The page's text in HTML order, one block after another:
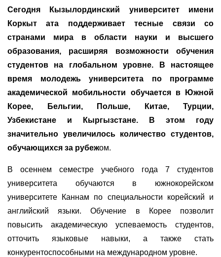
Сегодня Кызылординский университет имени
Коркыт ата поддерживает тесные связи со
странами мира в области науки и высшего
образования, расширяя возможности обучения
студентов на глобальном уровне. В настоящее
время молодежь университета по программе
академической мобильности обучается в Южной
Корее, Бельгии, Польше, Китае, Турции,
Узбекистане и Кыргызстане. В этом году
значительно увеличилось количество студентов,
обучающихся за рубежом.
В осеннем семестре учебного года 7 студентов
университета обучаются в южнокорейском
университете Каннам по специальности корейский и
английский языки. Обучение в Корее позволит
повысить академическую успеваемость студентов,
отточить языковые навыки, а также стать
конкурентоспособными на международном уровне.